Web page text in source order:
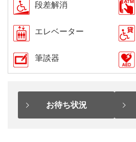
段差解消
エレベーター
筆談器
お待ち状況